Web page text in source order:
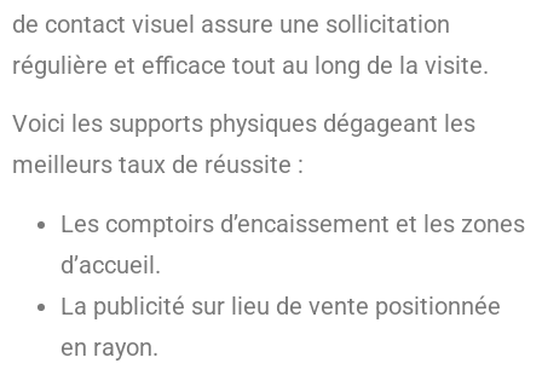
de contact visuel assure une sollicitation
régulière et efficace tout au long de la visite.
Voici les supports physiques dégageant les
meilleurs taux de réussite :
Les comptoirs d’encaissement et les zones
d’accueil.
La publicité sur lieu de vente positionnée
en rayon.